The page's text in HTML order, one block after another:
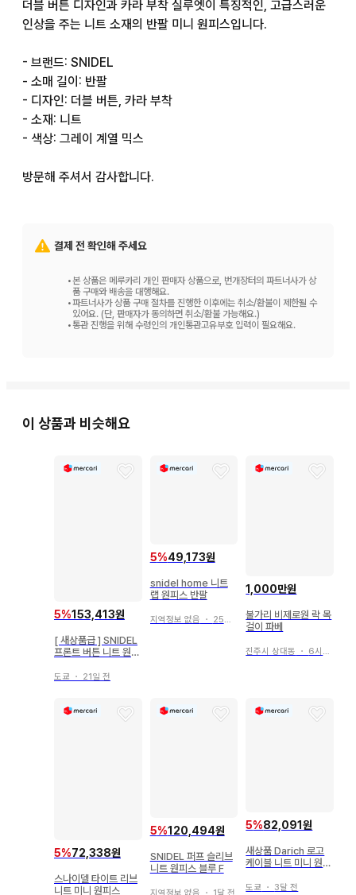
더블 버튼 디자인과 카라 부착 실루엣이 특징적인, 고급스러운
인상을 주는 니트 소재의 반팔 미니 원피스입니다.
- 브랜드: SNIDEL
- 소매 길이: 반팔
- 디자인: 더블 버튼, 카라 부착
- 소재: 니트
- 색상: 그레이 계열 믹스
방문해 주셔서 감사합니다.
결제 전 확인해 주세요
•본 상품은 메루카리 개인 판매자 상품으로, 번개장터의 파트너사가 상
품 구매와 배송을 대행해요.
•파트너사가 상품 구매 절차를 진행한 이후에는 취소/환불이 제한될 수
있어요. (단, 판매자가 동의하면 취소/환불 가능해요.)
•통관 진행을 위해 수령인의 개인통관고유부호 입력이 필요해요.
이 상품과 비슷해요
5%153,413원
[ 새상품급 ] SNIDEL
프론트 버튼 니트 원피
도쿄 ・ 21일 전
5%49,173원
snidel home 니트
랩 원피스 반팔
지역정보 없음 ・ 25일 전
1,000만원
불가리 비제로원 락 목
걸이 파베
진주시 상대동 ・ 6시간 전
5%72,338원
스나이델 타이트 리브
니트 미니 원피스
5%120,494원
SNIDEL 퍼프 슬리브
니트 원피스 블루 F
5%82,091원
새상품 Darich 로고
케이블 니트 미니 원피
도쿄 ・ 3달 전